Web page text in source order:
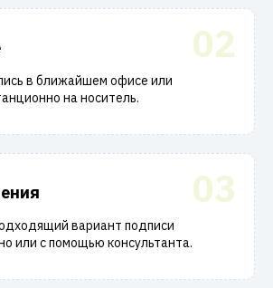
02
в ближайшем офисе или
на носитель.
03
вариант подписи
или с помощью консультанта.